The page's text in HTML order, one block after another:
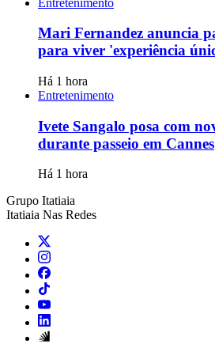
Mari Fernandez anuncia
para viver 'experiência
Há 1 hora
Entretenimento
Ivete Sangalo posa com
durante passeio em Cannes
Há 1 hora
Grupo Itatiaia
Itatiaia Nas Redes